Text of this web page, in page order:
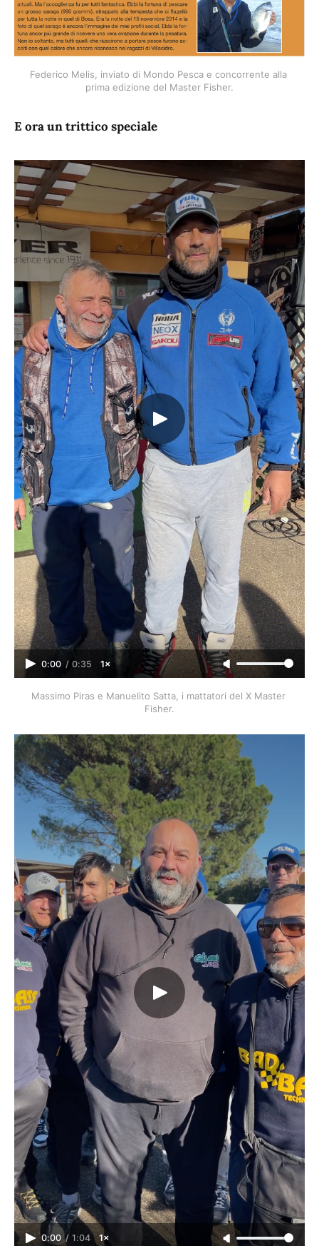
Federico Melis, inviato di Mondo Pesca e concorrente alla
prima edizione del Master Fisher.
E ora un trittico speciale
0:00 / 0:35 1×
Massimo Piras e Manuelito Satta, i mattatori del X Master
Fisher.
0:00 / 1:04 1×